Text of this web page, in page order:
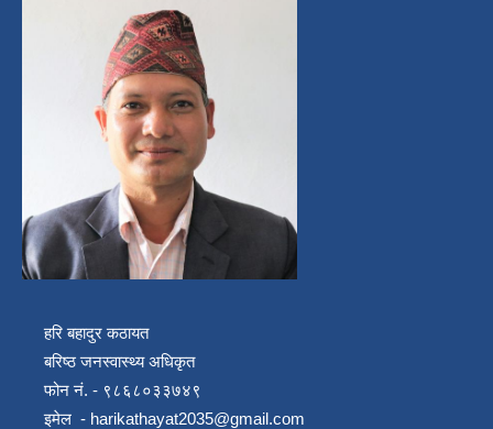
हरि बहादुर कठायत
बरिष्ठ जनस्वास्थ्य अधिकृत
फोन नं. - ९८६८०३३७४९
इमेल - harikathayat2035@gmail.com